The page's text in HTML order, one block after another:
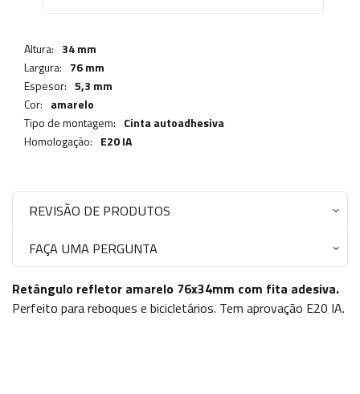
Altura: 34 mm
Largura: 76 mm
Espesor: 5,3 mm
Cor: amarelo
Tipo de montagem: Cinta autoadhesiva
Homologação: E20 IA
REVISÃO DE PRODUTOS
FAÇA UMA PERGUNTA
Retângulo refletor amarelo 76x34mm com fita adesiva.
Perfeito para reboques e bicicletários. Tem aprovação E20 IA.